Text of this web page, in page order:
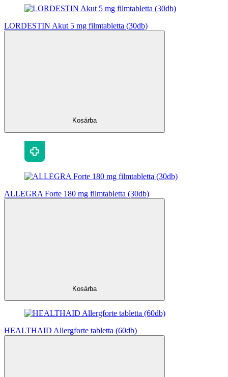
LORDESTIN Akut 5 mg filmtabletta (30db)
Kosárba
ALLEGRA Forte 180 mg filmtabletta (30db)
Kosárba
HEALTHAID Allergforte tabletta (60db)